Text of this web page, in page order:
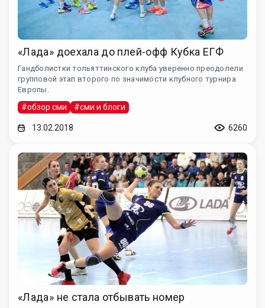
«Лада» доехала до плей-офф Кубка ЕГФ
Гандболистки тольяттинского клуба уверенно преодолели
групповой этап второго по значимости клубного турнира
Европы.
#обзор сми #сми и блоги
13.02.2018 6260
«Лада» не стала отбывать номер